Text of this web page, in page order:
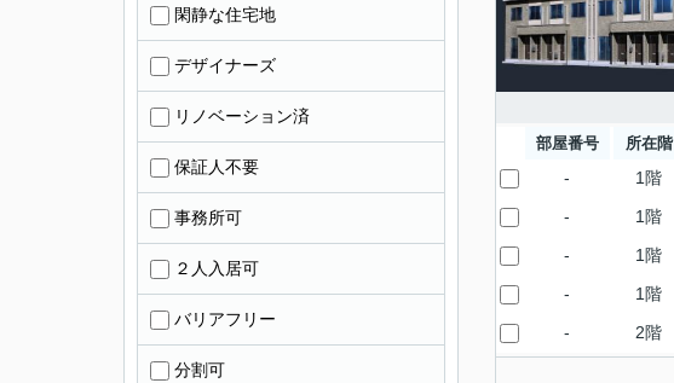
部屋番号 所在階
- 1階
- 1階
- 1階
- 1階
- 2階
閑静な住宅地
デザイナーズ
リノベーション済
保証人不要
事務所可
２人入居可
バリアフリー
分割可